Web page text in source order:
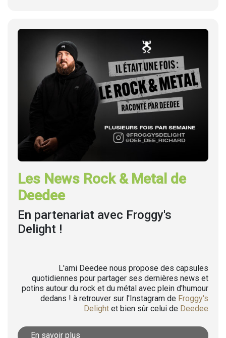
Les News Rock & Metal de
Deedee
En partenariat avec Froggy's
Delight !
L'ami Deedee nous propose des capsules
quotidiennes pour partager ses dernières news et
potins autour du rock et du métal avec plein d'humour
dedans ! à retrouver sur l'Instagram de Froggy's
Delight et bien sûr celui de Deedee
En savoir plus